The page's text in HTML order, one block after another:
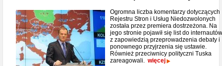
Ogromna liczba komentarzy dotyczących
Rejestru Stron i Usług Niedozwolonych
została przez premiera dostrzeżona. Na
jego stronie pojawił się list do internautów
z zapowiedzią przeprowadzenia debaty i
ponownego przyjrzenia się ustawie.
Również przeciwnicy polityczni Tuska
zareagowali. więcej